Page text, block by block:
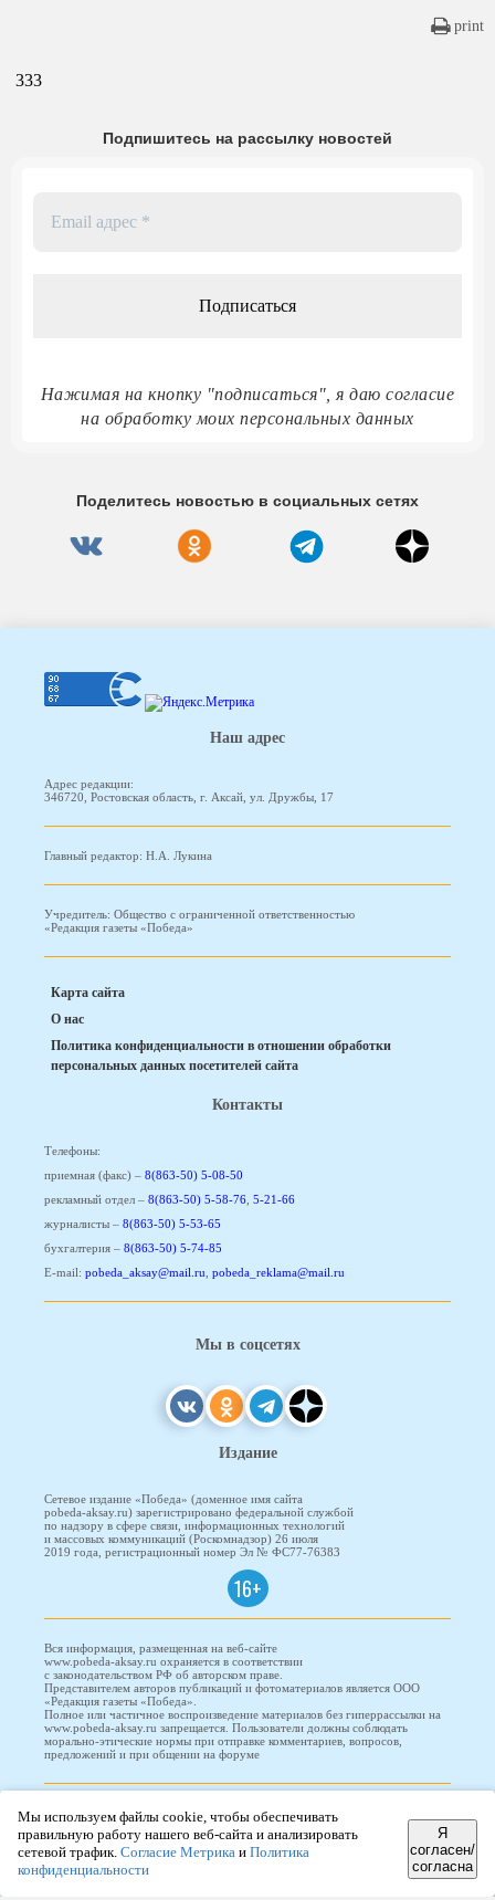
print
333
Подпишитесь на рассылку новостей
Нажимая на кнопку "подписаться", я даю согласие
на обработку моих персональных данных
Поделитесь новостью в социальных сетях
Наш адрес
Адрес редакции:
346720, Ростовская область, г. Аксай, ул. Дружбы, 17
Главный редактор: Н.А. Лукина
Учредитель: Общество с ограниченной ответственностью
«Редакция газеты «Победа»
Карта сайта
О нас
Политика конфиденциальности в отношении обработки
персональных данных посетителей сайта
Контакты
Телефоны:
приемная (факс) – 8(863-50) 5-08-50
рекламный отдел – 8(863-50) 5-58-76, 5-21-66
журналисты – 8(863-50) 5-53-65
бухгалтерия – 8(863-50) 5-74-85
E-mail: pobeda_aksay@mail.ru, pobeda_reklama@mail.ru
Мы в соцсетях
Издание
Сетевое издание «Победа» (доменное имя сайта
pobeda-aksay.ru) зарегистрировано федеральной службой
по надзору в сфере связи, информационных технологий
и массовых коммуникаций (Роскомнадзор) 26 июля
2019 года, регистрационный номер Эл № ФС77-76383
16+
Вся информация, размещенная на веб-сайте
www.pobeda-aksay.ru охраняется в соответствии
с законодательством РФ об авторском праве.
Представителем авторов публикаций и фотоматериалов является ООО
«Редакция газеты «Победа».
Полное или частичное воспроизведение материалов без гиперрассылки на
www.pobeda-aksay.ru запрещается. Пользователи должны соблюдать
морально-этические нормы при отправке комментариев, вопросов,
предложений и при общении на форуме
ПОБЕДА © 2010-2026
ООО "Проводник"
Мы используем файлы cookie, чтобы обеспечивать
правильную работу нашего веб-сайта и анализировать
сетевой трафик. Согласие Метрика и Политика
конфиденциальности
Я
согласен/
согласна